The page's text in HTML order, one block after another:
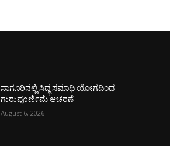
ನಾಗೂರಿನಲ್ಲಿ ಸಿದ್ಧ ಸಮಾಧಿ ಯೋಗದಿಂದ
ಗುರುಪೂರ್ಣಿಮೆ ಆಚರಣೆ
August 6, 2026